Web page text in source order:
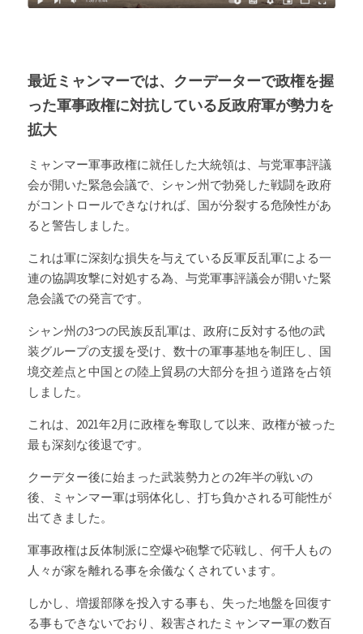
最近ミャンマーでは、クーデーターで政権を握
った軍事政権に対抗している反政府軍が勢力を
拡大
ミャンマー軍事政権に就任した大統領は、 与党軍事評議
会が開いた緊急会議で、 シャン州で勃発した戦闘を政府
がコントロールできなければ、国が分裂する危険性があ
ると警告しました。
これは軍に深刻な損失を与えている反軍反乱軍による一
連の協調攻撃に対処する為、与党軍事評議会が開いた緊
急会議での発言です。
シャン州の3つの民族反乱軍は、政府に反対する他の武
装グループの支援を受け、数十の軍事基地を制圧し、国
境交差点と中国との陸上貿易の大部分を担う道路を占領
しました。
これは、2021年2月に政権を奪取して以来、政権が被った
最も深刻な後退です。
クーデター後に始まった武装勢力との2年半の戦いの
後、ミャンマー軍は弱体化し、打ち負かされる可能性が
出てきました。
軍事政権は反体制派に空爆や砲撃で応戦し、何千人もの
人々が家を離れる事を余儀なくされています。
しかし、増援部隊を投入する事も、失った地盤を回復す
る事もできないでおり、殺害されたミャンマー軍の数百